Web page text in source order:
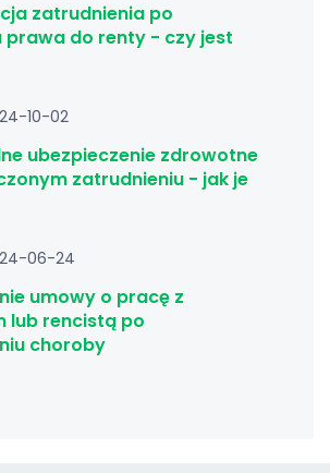
zatrudnienia po
prawa do renty - czy jest
10-02
ubezpieczenie zdrowotne
zatrudnieniu - jak je
06-24
umowy o pracę z
lub rencistą po
choroby